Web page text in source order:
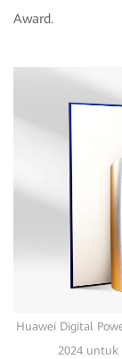
Award.
Huawei Digital
2024 untuk